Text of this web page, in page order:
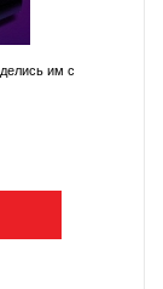
им с